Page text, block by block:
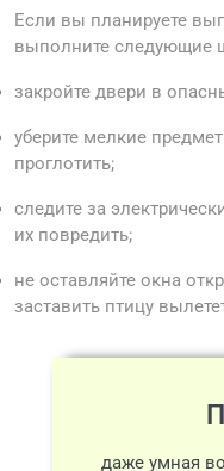
Если вы планируете
выполните следующие
закройте двери в
уберите мелкие
проглотить;
следите за
их повредить;
не оставляйте окна
заставить птицу
даже умная